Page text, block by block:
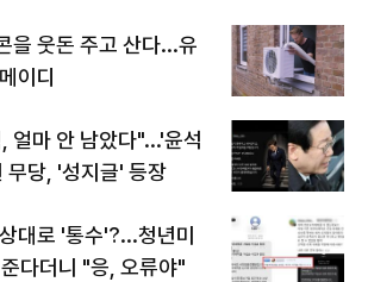
을 웃돈 주고 산다...유
이디
얼마 안 남았다"...'윤석
무당, '성지글' 등장
대로 '통수'?...청년미
다더니 "응, 오류야"